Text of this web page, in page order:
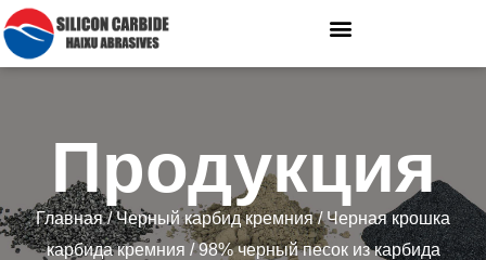
Продукция
Главная/Черный карбид кремния/Черная крошка
карбида кремния / 98% черный песок из карбида